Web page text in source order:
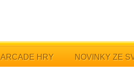
ARCADE HRY NOVINKY ZE